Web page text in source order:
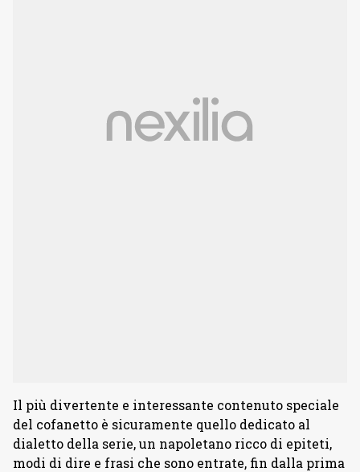
Il più divertente e interessante contenuto speciale
del cofanetto è sicuramente quello dedicato al
dialetto della serie, un napoletano ricco di epiteti,
modi di dire e frasi che sono entrate, fin dalla prima